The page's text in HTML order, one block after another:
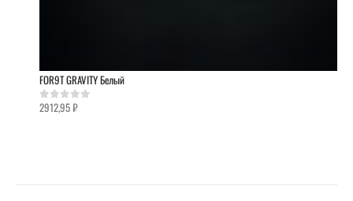
FOR9T GRAVITY Белый
0out of 5
2912,95₽